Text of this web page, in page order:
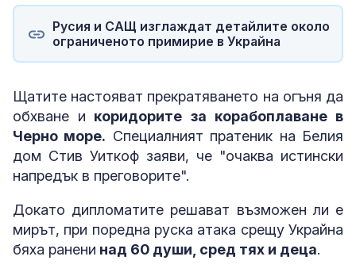
Русия и САЩ изглаждат детайлите около
ограниченото примирие в Украйна
Щатите настояват прекратяването на огъня да
обхване и коридорите за корабоплаване в
Черно море. Специалният пратеник на Белия
дом Стив Уиткоф заяви, че "очаква истински
напредък в преговорите".
Докато дипломатите решават възможен ли е
мирът, при поредна руска атака срещу Украйна
бяха ранени над 60 души, сред тях и деца.